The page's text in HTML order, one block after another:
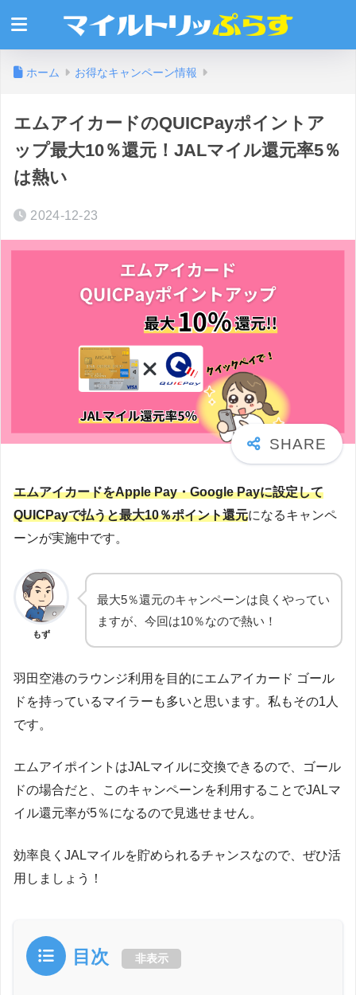
ホーム お得なキャンペーン情報
エムアイカードのQUICPayポイントア
ップ最大10％還元！JALマイル還元率5％
は熱い
2024-12-23
エムアイカードをApple Pay・Google Payに設定して
QUICPayで払うと最大10％ポイント還元になるキャンペ
ーンが実施中です。
もず
最大5％還元のキャンペーンは良くやってい
ますが、今回は10％なので熱い！
羽田空港のラウンジ利用を目的にエムアイカード ゴール
ドを持っているマイラーも多いと思います。私もその1人
です。
エムアイポイントはJALマイルに交換できるので、ゴール
ドの場合だと、このキャンペーンを利用することでJALマ
イル還元率が5％になるので見逃せません。
効率良くJALマイルを貯められるチャンスなので、ぜひ活
用しましょう！
目次 非表示